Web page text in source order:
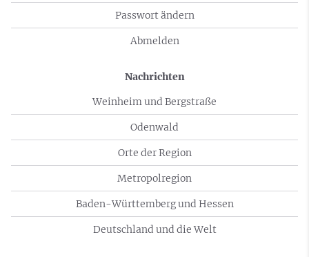
Passwort ändern
Abmelden
Nachrichten
Weinheim und Bergstraße
Odenwald
Orte der Region
Metropolregion
Baden-Württemberg und Hessen
Deutschland und die Welt